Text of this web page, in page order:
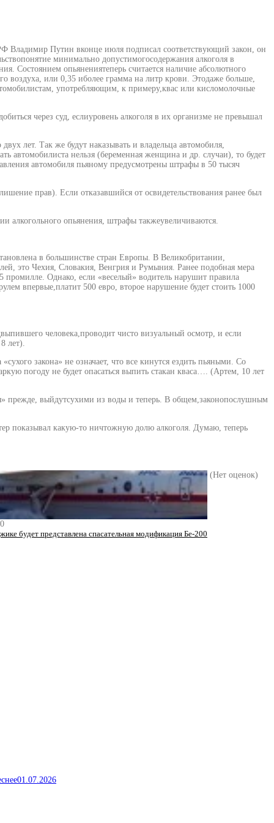
Владимир Путин вконце июля подписал соответствующий закон, он
минимально допустимогосодержания алкоголя в
Состоянием опьянениятеперь считается наличие абсолютного
или 0,35 иболее грамма на литр крови. Этодаже больше,
употребляющим, к примеру,квас или кисломолочные
через суд, еслиуровень алкоголя в их организме не превышал
лет. Так же будут наказывать и владельца автомобиля,
автомобилиста нельзя (беременная женщина и др. случаи), то будет
автомобиля пьяному предусмотрены штрафы в 50 тысяч
прав). Если отказавшийся от освидетельствования ранее был
алкогольного опьянения, штрафы такжеувеличиваются.
в большинстве стран Европы. В Великобритании,
это Чехия, Словакия, Венгрия и Румыния. Ранее подобная мера
промилле. Однако, если «веселый» водитель нарушит правила
впервые,платит 500 евро, второе нарушение будет стоить 1000
человека,проводит чисто визуальный осмотр, и если
лет).
закона» не означает, что все кинутся ездить пьяными. Со
погоду не будет опасаться выпить стакан кваса…. (Артем, 10 лет
прежде, выйдутсухими из воды и теперь. В общем,законопослушным
показывал какую-то ничтожную долю алкоголя. Думаю, теперь
будет представлена спасательная модификация Бе-200
(Нет оценок)
01.07.2026